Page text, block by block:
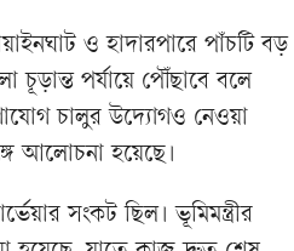
ও হাদারপারে পাঁচটি বড়
চূড়ান্ত পর্যায়ে পৌঁছাবে বলে
চালুর উদ্যোগও নেওয়া
আলোচনা হয়েছে।
সংকট ছিল। ভূমিমন্ত্রীর